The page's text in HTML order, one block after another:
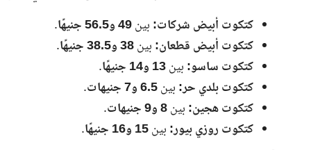
كتكوت أبيض شركات: بين49 و56.5 جنيهًا
.
كتكوت أبيض قطعان: بين38 و38.5 جنيهًا
.
كتكوت ساسو: بين13 و14 جنيهًا
.
كتكوت بلدي حر: بين6.5 و7 جنيهات
.
كتكوت هجين: بين8 و9 جنيهات
.
كتكوت روزي بيور: بين15 و16 جنيهًا .